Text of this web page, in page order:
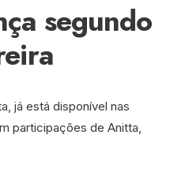
segundo
já está disponível nas
participações de Anitta,